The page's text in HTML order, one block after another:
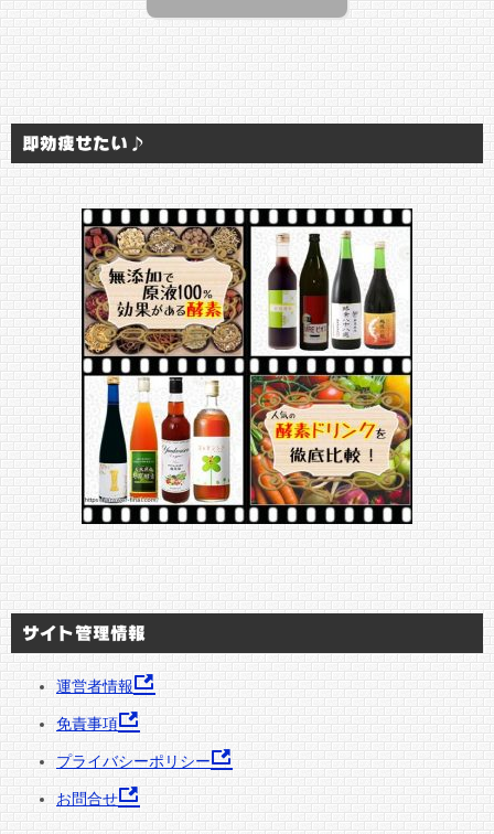
即効痩せたい♪
サイト管理情報
運営者情報
免責事項
プライバシーポリシー
お問合せ